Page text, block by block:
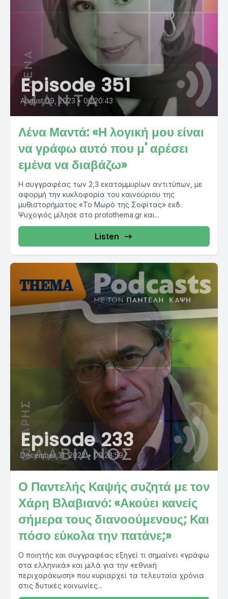
Episode 351
August 09, 2023 • 00:20:43
Λένα Μαντά: «Η λογική μου είναι
να γράφω αυτό που μ' αρέσει
εμένα να διαβάζω»
Η συγγραφέας των 2,3 εκατομμυρίων αντιτύπων, με
αφορμή την κυκλοφορία του καινούριου της
μυθιστορήματος «Το Μωρό της Σοφίτας» εκδ.
Ψυχογιός μίλησε στο protothema.gr και...
Listen
Episode 233
December 31, 2022 • 00:28:59
Ο Παντελής Καψής συζητά με τον
Χάρη Βλαβιανό: «Ακούει κανείς
σήμερα τους διανοούμενους; Και
πόσο εύκολα την πατάνε;»
O ποιητής και συγγραφέας εξηγεί τι σημαίνει «γράφω
στα ελληνικά» και μιλά για την «εθνική
περιχαράκωση» που κυριαρχεί τα τελευταία χρόνια
στις δυτικές κοινωνίες...